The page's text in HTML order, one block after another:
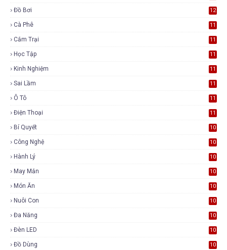
Đồ Bơi 12
Cà Phê 11
Cắm Trại 11
Học Tập 11
Kinh Nghiệm 11
Sai Lầm 11
Ô Tô 11
Điện Thoại 11
Bí Quyết 10
Công Nghệ 10
Hành Lý 10
May Mắn 10
Món Ăn 10
Nuôi Con 10
Đa Năng 10
Đèn LED 10
Đồ Dùng 10